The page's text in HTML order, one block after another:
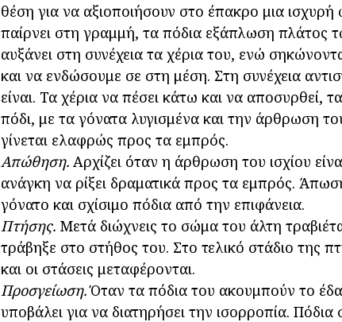
θέση για να αξιοποιήσουν στο έπακρο μια
παίρνει στη γραμμή, τα πόδια εξάπλωση πλάτος
αυξάνει στη συνέχεια τα χέρια του, ενώ
και να ενδώσουμε σε στη μέση. Στη συνέχεια
είναι. Τα χέρια να πέσει κάτω και να αποσυρθεί,
πόδι, με τα γόνατα λυγισμένα και την άρθρωση
γίνεται ελαφρώς προς τα εμπρός.
Απώθηση. Αρχίζει όταν η άρθρωση του ισχίου
ανάγκη να ρίξει δραματικά προς τα εμπρός.
γόνατο και σχίσιμο πόδια από την επιφάνεια.
Πτήσης. Μετά διώχνεις το σώμα του άλτη
τράβηξε στο στήθος του. Στο τελικό στάδιο της
και οι στάσεις μεταφέρονται.
Προσγείωση.Όταν τα πόδια του ακουμπούν το
υποβάλει για να διατηρήσει την ισορροπία. Πόδια